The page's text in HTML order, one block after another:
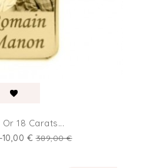
18 Carats...
-10,00 € 389,00 €